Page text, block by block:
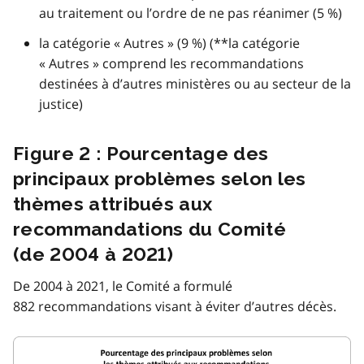
au traitement ou l’ordre de ne pas réanimer (5 %)
la catégorie « Autres » (9 %) (**la catégorie
« Autres » comprend les recommandations
destinées à d’autres ministères ou au secteur de la
justice)
Figure 2 : Pourcentage des
principaux problèmes selon les
thèmes attribués aux
recommandations du Comité
(de 2004 à 2021)
De 2004 à 2021, le Comité a formulé
882 recommandations visant à éviter d’autres décès.
Image